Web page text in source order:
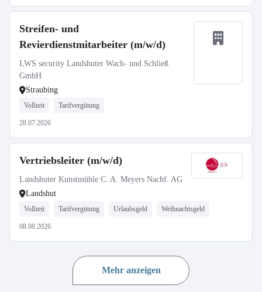
Streifen- und
Revierdienstmitarbeiter (m/w/d)
LWS security Landshuter Wach- und Schließ
GmbH
Straubing
Vollzeit Tarifvergütung
28.07.2026
Vertriebsleiter (m/w/d)
Landshuter Kunstmühle C. A. Meyers Nachf. AG
Landshut
Vollzeit Tarifvergütung Urlaubsgeld Weihnachtsgeld
08.08.2026
Mehr anzeigen